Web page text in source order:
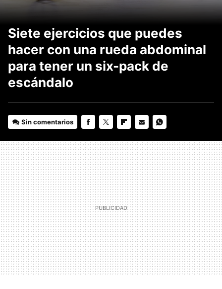
Siete ejercicios que puedes
hacer con una rueda abdominal
para tener un six-pack de
escándalo
Sin comentarios
MAIL